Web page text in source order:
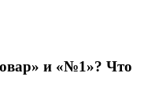
и «№1»? Что